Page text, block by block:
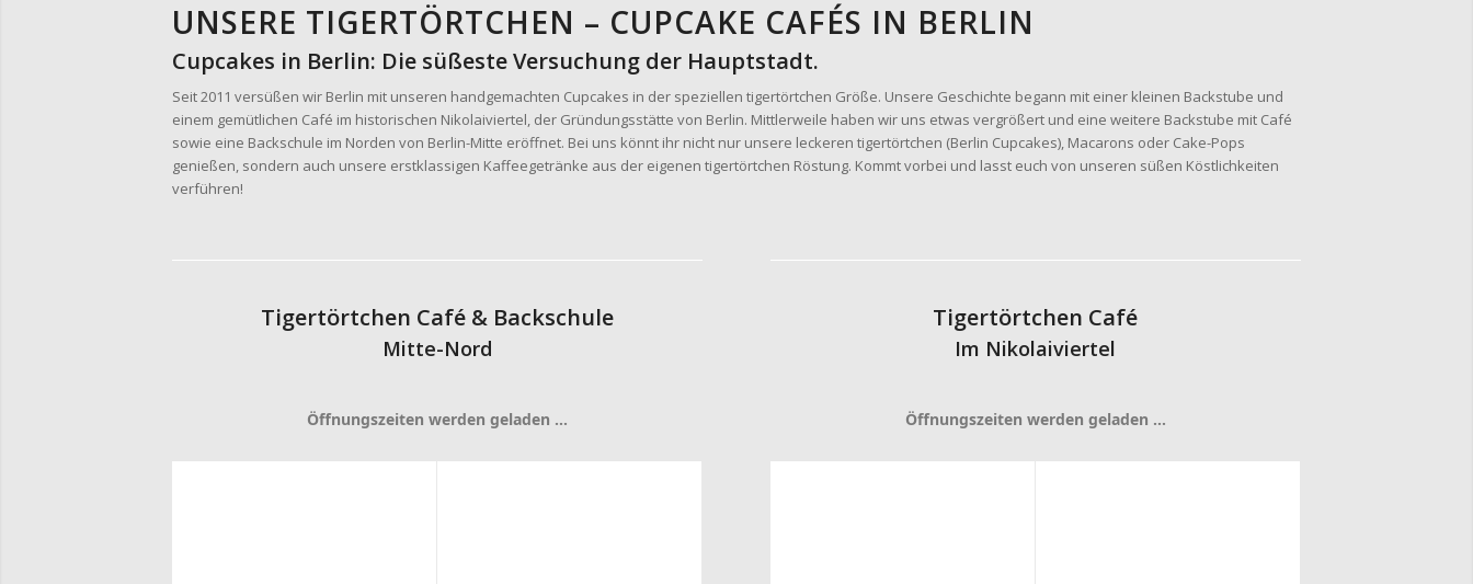
UNSERE TIGERTÖRTCHEN – CUPCAKE CAFÉS IN BERLIN
Cupcakes in Berlin: Die süßeste Versuchung der Hauptstadt.
Seit 2011 versüßen wir Berlin mit unseren handgemachten Cupcakes in der speziellen tigertörtchen Größe. Unsere Geschichte begann mit einer kleinen Backstube und
einem gemütlichen Café im historischen Nikolaiviertel, der Gründungsstätte von Berlin. Mittlerweile haben wir uns etwas vergrößert und eine weitere Backstube mit Café
sowie eine Backschule im Norden von Berlin-Mitte eröffnet. Bei uns könnt ihr nicht nur unsere leckeren tigertörtchen (Berlin Cupcakes), Macarons oder Cake-Pops
genießen, sondern auch unsere erstklassigen Kaffeegetränke aus der eigenen tigertörtchen Röstung. Kommt vorbei und lasst euch von unseren süßen Köstlichkeiten
verführen!
Tigertörtchen Café & Backschule
Mitte-Nord
Öffnungszeiten werden geladen …
Tigertörtchen Café
Im Nikolaiviertel
Öffnungszeiten werden geladen …